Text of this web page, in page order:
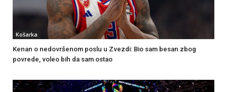
Košarka
Kenan o nedovršenom poslu u Zvezdi: Bio sam besan zbog
povrede, voleo bih da sam ostao